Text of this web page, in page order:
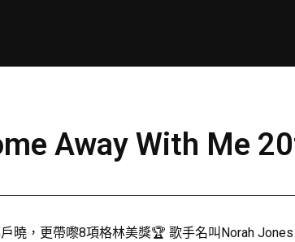
Away With Me
曉，更帶嚟8項格林美獎🏆 歌手名叫Norah